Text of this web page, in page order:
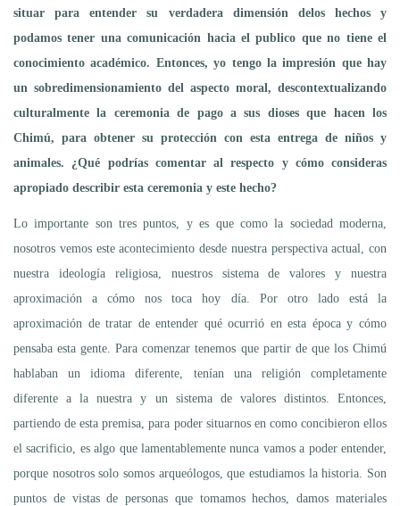
situar para entender su verdadera dimensión delos hechos y
podamos tener una comunicación hacia el publico que no tiene el
conocimiento académico. Entonces, yo tengo la impresión que hay
un sobredimensionamiento del aspecto moral, descontextualizando
culturalmente la ceremonia de pago a sus dioses que hacen los
Chimú, para obtener su protección con esta entrega de niños y
animales. ¿Qué podrías comentar al respecto y cómo consideras
apropiado describir esta ceremonia y este hecho?
Lo importante son tres puntos, y es que como la sociedad moderna,
nosotros vemos este acontecimiento desde nuestra perspectiva actual, con
nuestra ideología religiosa, nuestros sistema de valores y nuestra
aproximación a cómo nos toca hoy día. Por otro lado está la
aproximación de tratar de entender qué ocurrió en esta época y cómo
pensaba esta gente. Para comenzar tenemos que partir de que los Chimú
hablaban un idioma diferente, tenían una religión completamente
diferente a la nuestra y un sistema de valores distintos. Entonces,
partiendo de esta premisa, para poder situarnos en como concibieron ellos
el sacrificio, es algo que lamentablemente nunca vamos a poder entender,
porque nosotros solo somos arqueólogos, que estudiamos la historia. Son
puntos de vistas de personas que tomamos hechos, damos materiales